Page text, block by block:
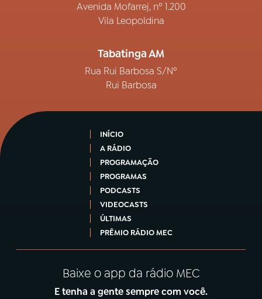
Avenida Mofarrej, nº 1.200
Vila Leopoldina
Tabatinga AM
Rua Rui Barbosa S/Nº
Rui Barbosa
INÍCIO
A RÁDIO
PROGRAMAÇÃO
PROGRAMAS
PODCASTS
VIDEOCASTS
ÚLTIMAS
PRÊMIO RÁDIO MEC
Baixe o app da rádio MEC
E tenha a gente sempre com você.